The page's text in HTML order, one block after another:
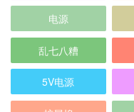
电源
乱七八糟
5V电源